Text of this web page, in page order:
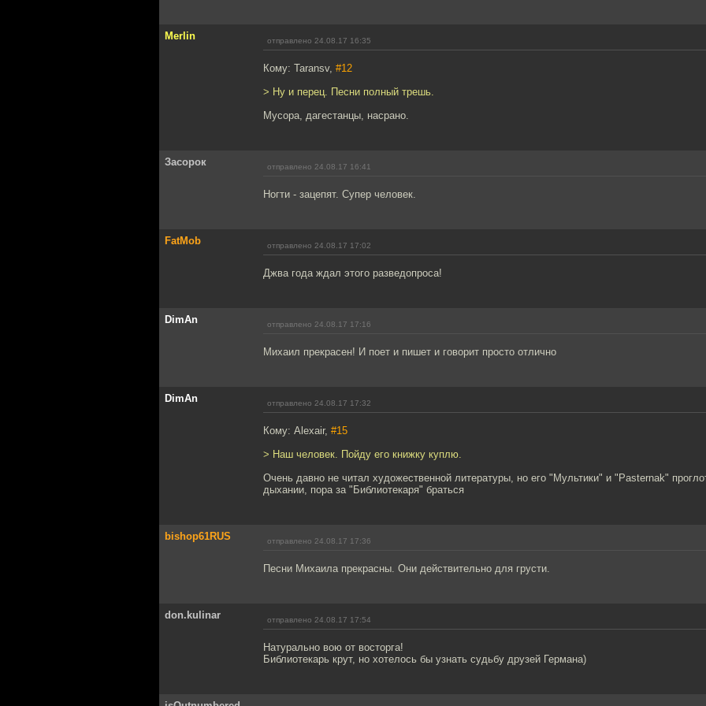
Merlin отправлено 24.08.17 16:35
Кому: Taransv, #12
> Ну и перец. Песни полный трешь.
Мусора, дагестанцы, насрано.
Засорок отправлено 24.08.17 16:41
Ногти - зацепят. Супер человек.
FatMob отправлено 24.08.17 17:02
Джва года ждал этого разведопроса!
DimAn отправлено 24.08.17 17:16
Михаил прекрасен! И поет и пишет и говорит просто отлично
DimAn отправлено 24.08.17 17:32
Кому: Alexair, #15
> Наш человек. Пойду его книжку куплю.
Очень давно не читал художественной литературы, но его "Мультики" и "Pasternak"
дыхании, пора за "Библиотекаря" браться
bishop61RUS отправлено 24.08.17 17:36
Песни Михаила прекрасны. Они действительно для грусти.
don.kulinar отправлено 24.08.17 17:54
Натурально вою от восторга!
Библиотекарь крут, но хотелось бы узнать судьбу друзей Германа)